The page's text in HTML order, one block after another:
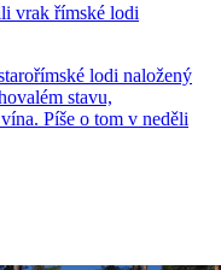
vrak římské lodi
lodi naložený
stavu,
Píše o tom v neděli